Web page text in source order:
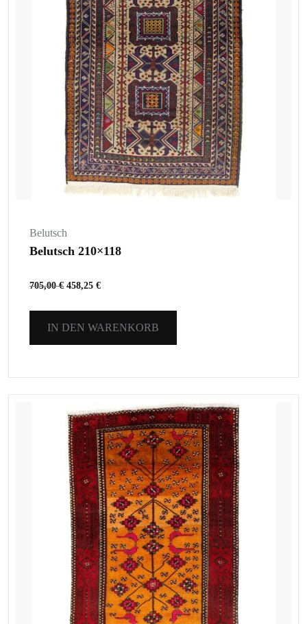
Belutsch
Belutsch 210×118
705,00€ 458,25 €
IN DEN WARENKORB